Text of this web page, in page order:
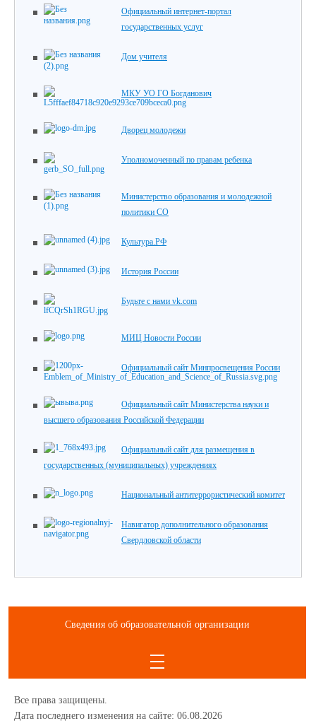
Официальный интернет-портал
государственных услуг
Дом учителя
МКУ УО ГО Богданович
Дворец молодежи
Уполномоченный по правам ребенка
Министерство образования и молодежной
политики СО
Культура.РФ
История России
Будьте с нами vk.com
МИЦ Новости России
Официальный сайт Минпросвещения России
Официальный сайт Министерства науки и
высшего образования Российской Федерации
Официальный сайт для размещения в
государственных (муниципальных) учреждениях
Национальный антитеррористический комитет
Навигатор дополнительного образования
Свердловской области
Сведения об образовательной организации
Все права защищены.
Дата последнего изменения на сайте: 06.08.2026